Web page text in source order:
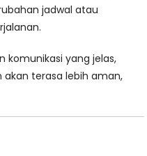
jadwal atau
komunikasi yang jelas,
akan terasa lebih aman,